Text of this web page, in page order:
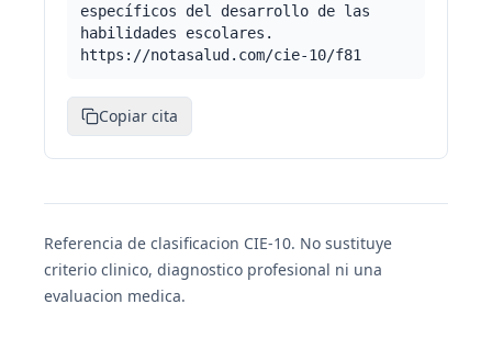
específicos del desarrollo de las
habilidades escolares.
https://notasalud.com/cie-10/f81
Copiar cita
Referencia de clasificacion CIE-10. No sustituye
criterio clinico, diagnostico profesional ni una
evaluacion medica.